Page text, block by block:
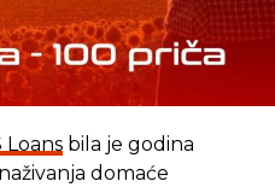
Loansbila je godina
domaće